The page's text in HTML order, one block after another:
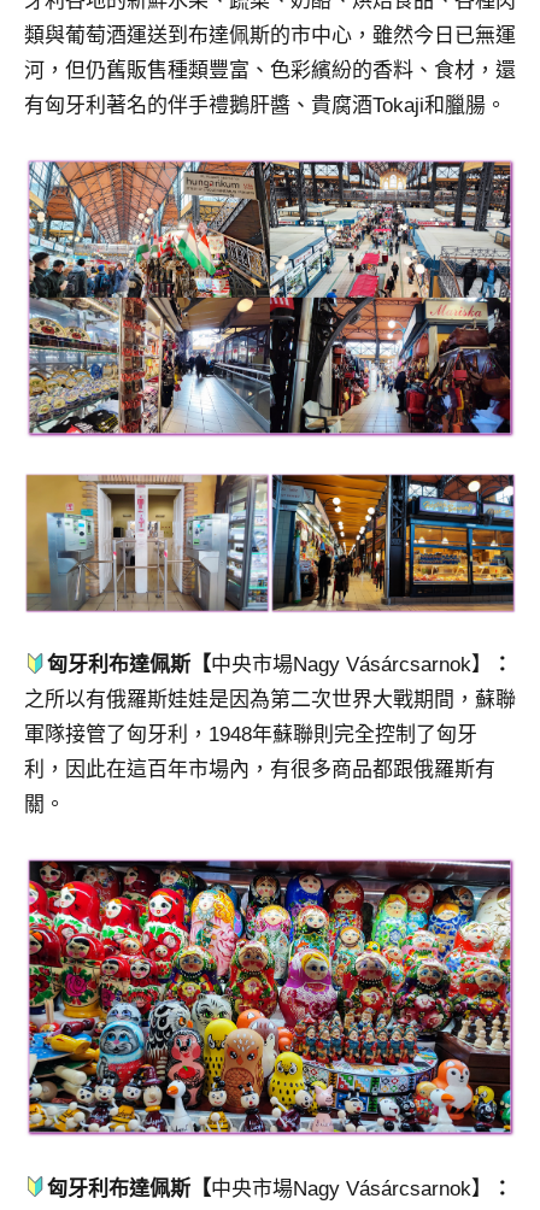
類與葡萄酒運送到布達佩斯的市中心，雖然今日已無運
河，但仍舊販售種類豐富、色彩繽紛的香料、食材，還
有匈牙利著名的伴手禮鵝肝醬、貴腐酒Tokaji和臘腸。
匈牙利布達佩斯【中央市場Nagy Vásárcsarnok】
：
之所以有俄羅斯娃娃是因為第二次世界大戰期間，蘇聯
軍隊接管了匈牙利，1948年蘇聯則完全控制了匈牙
利，因此在這百年市場內，有很多商品都跟俄羅斯有
關。
匈牙利布達佩斯【中央市場Nagy Vásárcsarnok】
：